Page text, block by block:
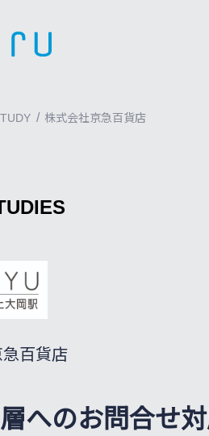
/ 株式会社京急百貨店
百貨店
へのお問合せ